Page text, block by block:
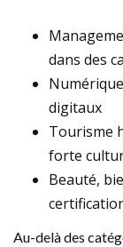
dans des
digitaux
Tourisme
forte
Beauté,
Au-delà des